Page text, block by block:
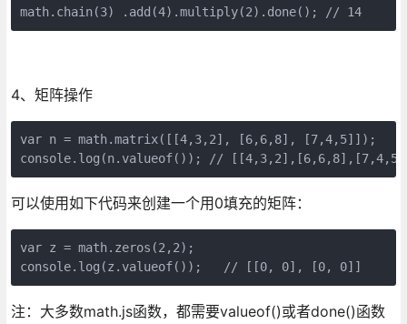
math.chain(3) .add(4).multiply(2).done(); // 14
4、矩阵操作
var n = math.matrix([[4,3,2], [6,6,8], [7,4,5]]);
console.log(n.valueof()); //
可以使用如下代码来创建一个用0填充的矩阵：
var z = math.zeros(2,2);
console.log(z.valueof());   // [[0, 0], [0, 0]]
注：大多数math.js函数，都需要valueof()或者done()函数